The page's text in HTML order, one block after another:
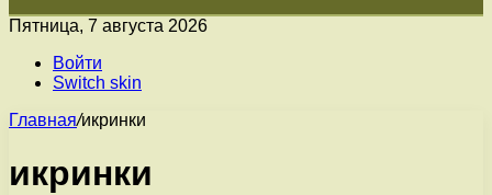
Пятница, 7 августа 2026
Войти
Switch skin
Главная/икринки
икринки